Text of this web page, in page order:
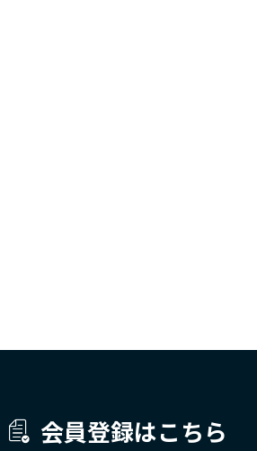
会員登録はこちら